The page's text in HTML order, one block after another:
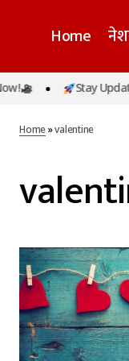
Home
Stay
Home»valentine